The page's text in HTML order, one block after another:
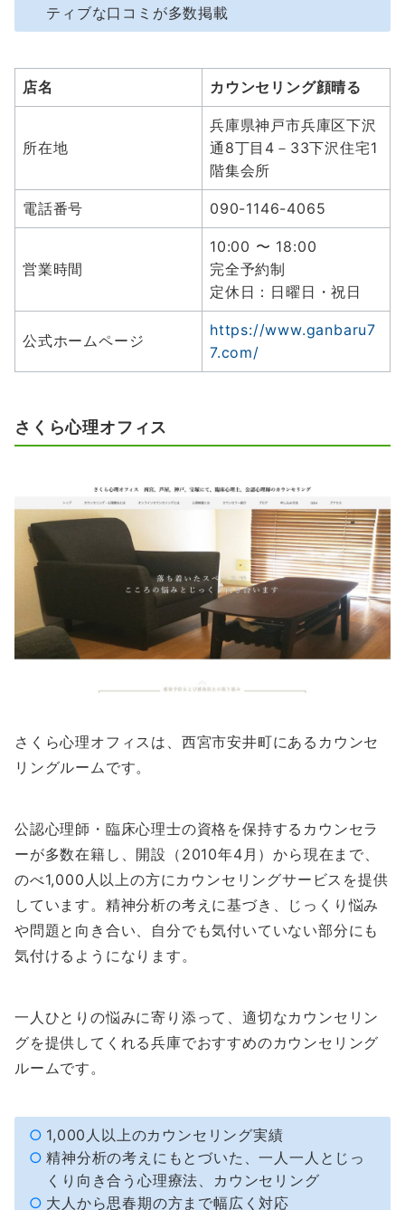
ティブな口コミが多数掲載
店名 カウンセリング顔晴る
所在地
兵庫県神戸市兵庫区下沢
通8丁目4－33下沢住宅1
階集会所
電話番号 090-1146-4065
営業時間
10:00 〜 18:00
完全予約制
定休日：日曜日・祝日
公式ホームページ
https://www.ganbaru7
7.com/
さくら心理オフィス
さくら心理オフィスは、西宮市安井町にあるカウンセ
リングルームです。
公認心理師・臨床心理士の資格を保持するカウンセラ
ーが多数在籍し、開設（2010年4月）から現在まで、
のべ1,000人以上の方にカウンセリングサービスを提供
しています。精神分析の考えに基づき、じっくり悩み
や問題と向き合い、自分でも気付いていない部分にも
気付けるようになります。
一人ひとりの悩みに寄り添って、適切なカウンセリン
グを提供してくれる兵庫でおすすめのカウンセリング
ルームです。
1,000人以上のカウンセリング実績
精神分析の考えにもとづいた、一人一人とじっ
くり向き合う心理療法、カウンセリング
大人から思春期の方まで幅広く対応